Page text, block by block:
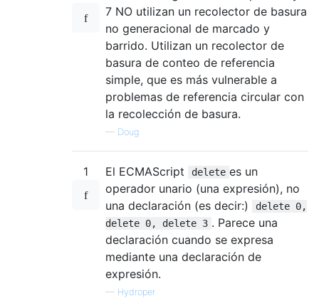
7 NO utilizan un recolector de basura
no generacional de marcado y
barrido. Utilizan un recolector de
basura de conteo de referencia
simple, que es más vulnerable a
problemas de referencia circular con
la recolección de basura.
— Doug
1 El ECMAScript delete es un
operador unario (una expresión), no
una declaración (es decir:)
delete 0,
delete 0, delete 3 . Parece una
declaración cuando se expresa
mediante una declaración de
expresión.
— Hydroper